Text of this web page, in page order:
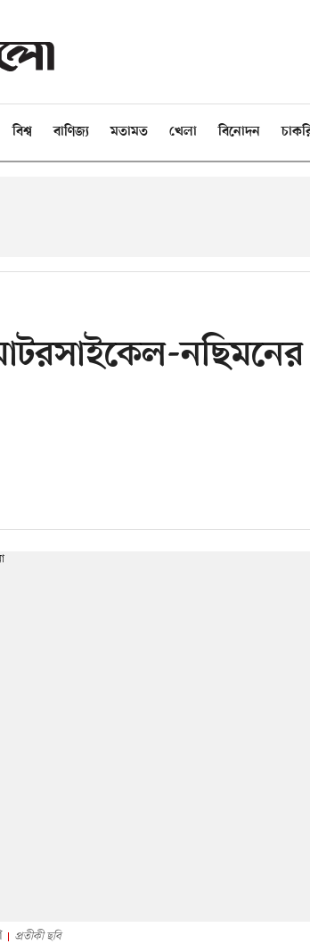
বিশ্ব বাণিজ্য মতামত খেলা বিনোদন
নছিমনের
প্রতীকী ছবি